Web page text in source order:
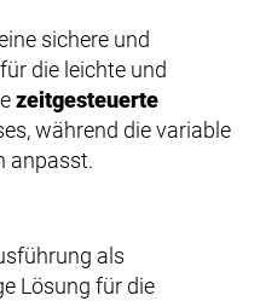
sichere und
die leichte und
zeitgesteuerte
während die variable
anpasst.
als
Lösung für die